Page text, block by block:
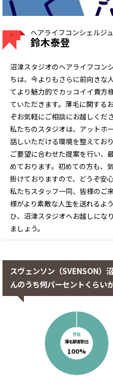
ヘアライフコンシェルジュ
鈴木泰登
沼津スタジオのヘアライフコン
ちは、今よりもさらに前向きな
てより魅力的でカッコイイ貴方
ていただきます。薄毛に関する
ぞお気軽にご相談にお越しくださ
私たちのスタジオは、アットホ
話しいただける環境を整えてお
ご要望に合わせた提案を行い、
めております。初めての方も、
掛けておりますので、どうぞ安
私たちスタッフ一同、皆様のご
様がより素敵な人生を送れるよ
ひ、沼津スタジオへお越しにな
ましょう。
スヴェンソン（SVENSON）
んのうち何パーセントくらい
男性
薄毛顧客割合
100%